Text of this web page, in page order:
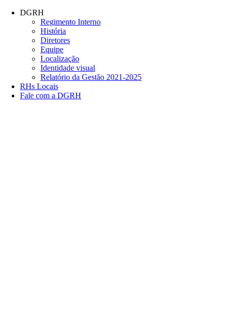
Conteúdo principal
DGRH
Regimento Interno
História
Diretores
Equipe
Localização
Identidade visual
Relatório da Gestão 2021-2025
RHs Locais
Fale com a DGRH